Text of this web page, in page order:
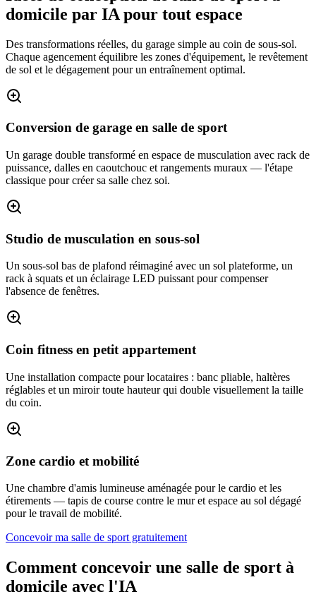
domicile par IA pour tout espace
Des transformations réelles, du garage simple au coin de sous-sol.
Chaque agencement équilibre les zones d'équipement, le revêtement
de sol et le dégagement pour un entraînement optimal.
Conversion de garage en salle de sport
Un garage double transformé en espace de musculation avec rack de
puissance, dalles en caoutchouc et rangements muraux — l'étape
classique pour créer sa salle chez soi.
Studio de musculation en sous-sol
Un sous-sol bas de plafond réimaginé avec un sol plateforme, un
rack à squats et un éclairage LED puissant pour compenser
l'absence de fenêtres.
Coin fitness en petit appartement
Une installation compacte pour locataires : banc pliable, haltères
réglables et un miroir toute hauteur qui double visuellement la taille
du coin.
Zone cardio et mobilité
Une chambre d'amis lumineuse aménagée pour le cardio et les
étirements — tapis de course contre le mur et espace au sol dégagé
pour le travail de mobilité.
Concevoir ma salle de sport gratuitement
Comment concevoir une salle de sport à
domicile avec l'IA